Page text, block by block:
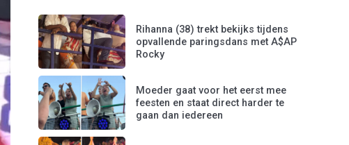
Rihanna (38) trekt bekijks tijdens
opvallende paringsdans met A$AP
Rocky
Moeder gaat voor het eerst mee
feesten en staat direct harder te
gaan dan iedereen